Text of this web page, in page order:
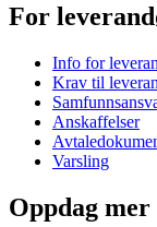
For
Info for
Krav til
Anskaffelser
Varsling
Oppdag mer